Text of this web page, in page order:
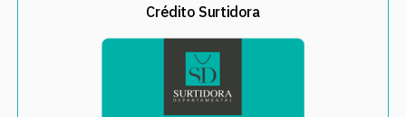
Crédito Surtidora